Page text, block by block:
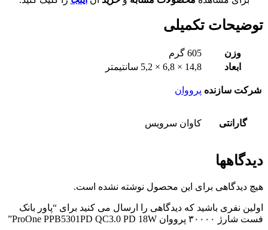
توضیحات تکمیلی
وزن
605 گرم
ابعاد
14,8 × 6,8 × 5,2 سانتیمتر
شرکت سازنده پرووان
گارانتی کاوان سرویس
دیدگاهها
هیچ دیدگاهی برای این محصول نوشته نشده است.
اولین نفری باشید که دیدگاهی را ارسال می کنید برای “پاور بانک
فست شارژ ۳۰۰۰۰ پرووان ProOne PPB5301PD QC3.0 PD 18W”